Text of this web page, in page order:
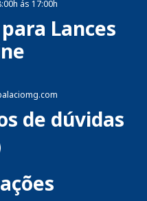
ás 17:00h
Lances
de dúvidas